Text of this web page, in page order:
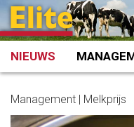
Spring
naar
inhoud
NIEUWS
Management | Melkprijs